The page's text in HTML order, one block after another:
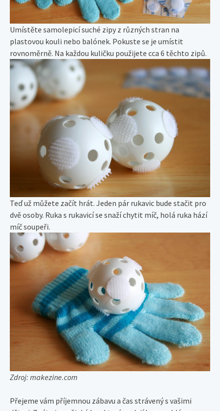
Umístěte samolepicí suché zipy z různých stran na
plastovou kouli nebo balónek. Pokuste se je umístit
rovnoměrně. Na každou kuličku použijete cca 6 těchto zipů.
Teď už můžete začít hrát. Jeden pár rukavic bude stačit pro
dvě osoby. Ruka s rukavicí se snaží chytit míč, holá ruka hází
míč soupeři.
Zdroj: makezine.com
Přejeme vám příjemnou zábavu a čas strávený s vašimi